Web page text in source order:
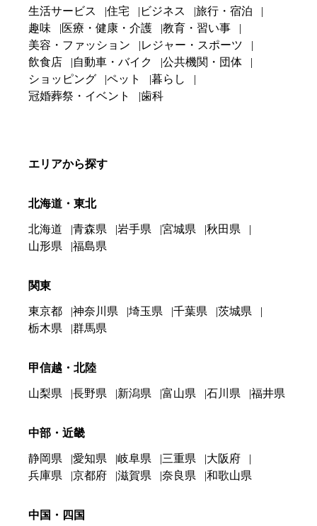
生活サービス 住宅 ビジネス
旅行・宿泊
趣味
医療・健康・介護
教育・習い事
美容・ファッション
レジャー・スポーツ
飲食店
自動車・バイク
公共機関・団体
ショッピング
ペット
暮らし
冠婚葬祭・イベント
歯科
エリアから探す
北海道・東北
北海道 青森県 岩手県 宮城県
秋田県
山形県
福島県
関東
東京都 神奈川県 埼玉県 千葉県
茨城県
栃木県
群馬県
甲信越・北陸
山梨県 長野県 新潟県 富山県 石川県 福井県
中部・近畿
静岡県 愛知県 岐阜県 三重県
大阪府
兵庫県
京都府 滋賀県 奈良県 和歌山県
中国・四国